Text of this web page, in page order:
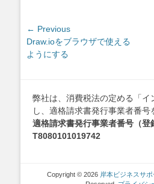
投
稿
ナ
ー
シ
ョ
← Previous
Previous
post:
Draw.ioをブラウザで使える
ようにする
弊社は、消費税法の定める「イ
し、適格請求書発行事業者番号
適格請求書発行事業者番号（
T8080101019742
Copyright © 2026 岸本ビジネスサ